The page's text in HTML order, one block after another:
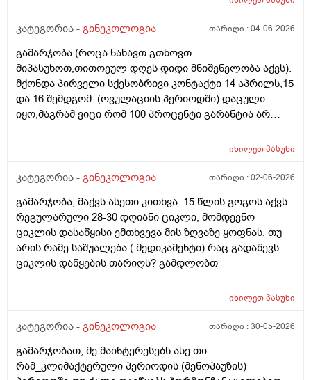
(ჩვილობიდან) რომელ პროცესებზე? ქალის
რომ დავუშვათ, ზოგიერთ ქალბატონს მეტი
რაოდენობა აქვთ მათ ორგანიზმში
კვერცხუჯრედებისა, დაბადების პროცესიდან და ზოგს
კი მცირე? მადლობთ!
კატეგორია - გინეკოლოგია თარიღი :04-06-2026
გამარჯობა.(როცა ნახავთ გთხოვთ
მიპასუხოთ,თითოეულ დღეს დიდი მნიშვნელობა აქვს).
მქონდა პირველი სქესობრივი კონტაქტი 14 აპრილს,15
და 16 შემდგომ. (ოვულაციის პერიოდში) დაცული
იყო,მაგრამ ვიცი რომ 100 პროცენტი გარანტია არ
ვფოქრობ რადგანაც Implantation bleeding არსებობს და
ჩვეულებრივ 3-4 დღე,მაგრამ ადრე
მალევე ვირუსი შემხვდა,სიცხე,გულისრევის
შეგრძნებაც მქონდა. მალევე გავიკეთე
ტესტი,უარყოფითი იყო. ეგ უცნაური შეგრძნება
რამოდენიმე დღე მქონდა. ახლა მენტრუაციას
ველოდები,მაგრამ არ მომივიდა,შუალედი 28-32 დღე
მოქმედებსო,2 კვირის წინ სხვა ქალაქში გავემგვაზრე
გავიკეთე ისევ უარყოფითია. შემდეგი 1 კვირის
განმავლობაში ვერ ვახერხებ მისვლას ექიმთან. არის
რაიმე შანსი ფეხმძიმობის? აზრი აქვს განმეორებით
ტესტს? მენტრუაცია რეგულარული მქონდა ხოლმე28-
იხილეთპასუხი
კატეგორია - გინეკოლოგია თარიღი :02-06-2026
გამარჯობა, მაქვს ასეთი კითხვა: 15 წლის გოგოს აქვს
რეგულარული 28-30 დღიანი ციკლი, მომდევნო
ციკლის დასაწყისი ემთხვევა მის ზღვაზე ყოფნას, თუ
არის რამე საშუალება ( მედიკამენტი) რაც გადაწევს
ციკლის დაწყების თარიღს? გამდლობთ
იხილეთპასუხი
კატეგორია - გინეკოლოგია თარიღი :30-05-2026
გამარჯობათ, მე მაინტერესებს ასე თი
რამ_კლიმაქტერული პერიოდის (მენოპაუზის)